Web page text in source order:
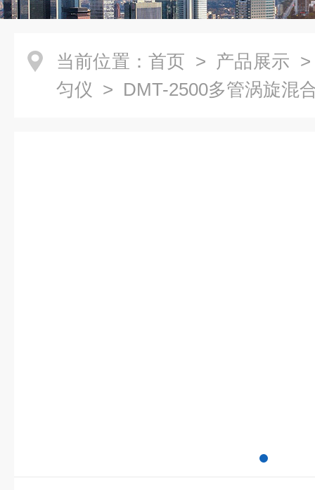
当前位置： 首页 > 产品展示
匀仪 > DMT-2500多管涡旋混